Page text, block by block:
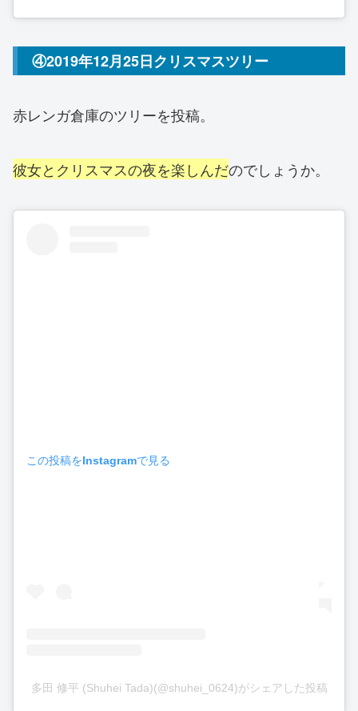
④2019年12月25日クリスマスツリー
赤レンガ倉庫のツリーを投稿。
彼女とクリスマスの夜を楽しんだのでしょうか。
この投稿をInstagramで見る
多田 修平 (Shuhei Tada)(@shuhei_0624)がシェアした投稿